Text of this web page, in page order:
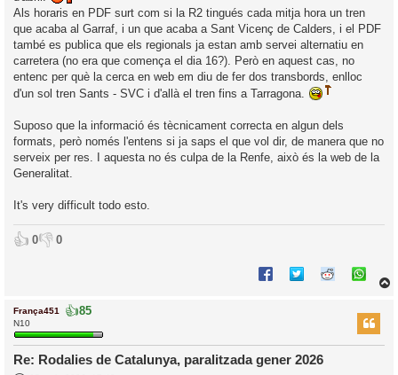
Als horaris en PDF surt com si la R2 tingués cada mitja hora un tren
que acaba al Garraf, i un que acaba a Sant Vicenç de Calders, i el PDF
també es publica que els regionals ja estan amb servei alternatiu en
carretera (no era que comença el dia 16?). Però en aquest cas, no
entenc per què la cerca en web em diu de fer dos transbords, enlloc
d'un sol tren Sants - SVC i d'allà el tren fins a Tarragona.
Suposo que la informació és tècnicament correcta en algun dels
formats, però només l'entens si ja saps el que vol dir, de manera que no
serveix per res. I aquesta no és culpa de la Renfe, això és la web de la
Generalitat.
It's very difficult todo esto.
👍 0👎 0
França451 👍85
N10
Re: Rodalies de Catalunya, paralitzada gener 2026